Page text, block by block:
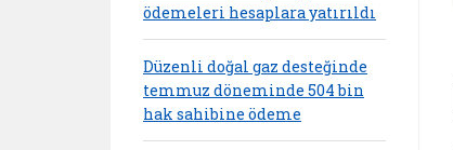
ödemeleri hesaplara yatırıldı
Düzenli doğal gaz desteğinde
temmuz döneminde 504 bin
hak sahibine ödeme